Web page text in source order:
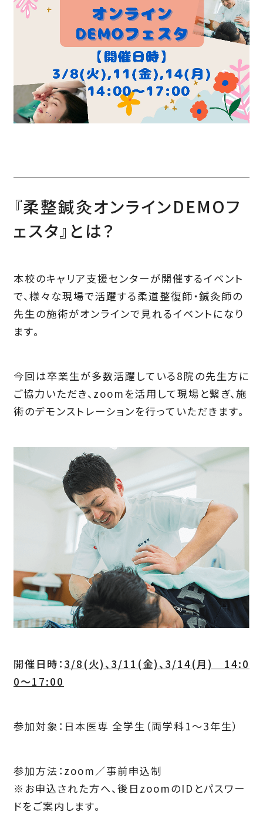
『柔整鍼灸オンラインDEMOフ
ェスタ』とは？
本校のキャリア支援センターが開催するイベント
で、様々な現場で活躍する柔道整復師・鍼灸師の
先生の施術がオンラインで見れるイベントになり
ます。
今回は卒業生が多数活躍している8院の先生方に
ご協力いただき、zoomを活用して現場と繋ぎ、施
術のデモンストレーションを行っていただきます。
開催日時： 3/8(火)、3/11(金)、3/14(月) 14:0
0～17:00
参加対象：日本医専 全学生（両学科1～3年生）
参加方法：zoom／事前申込制
※お申込された方へ、後日zoomのIDとパスワー
ドをご案内します。